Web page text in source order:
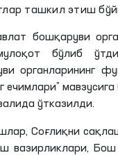
ташкил этиш
бошқаруви
бўлиб
органларининг
ечимлари”
ўтказилди.
Соғлиқни
вазирликлари,